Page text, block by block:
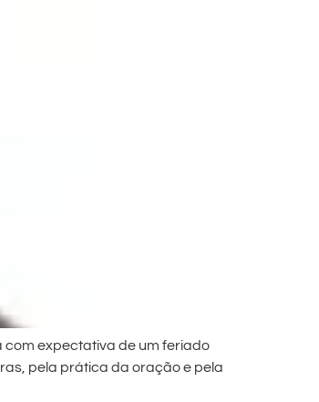
com expectativa de um feriado
pela prática da oração e pela